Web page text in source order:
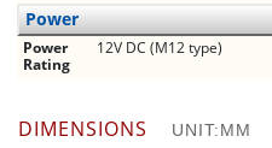
Power
Power
Rating
12V DC (M12 type)
DIMENSIONS UNIT:MM